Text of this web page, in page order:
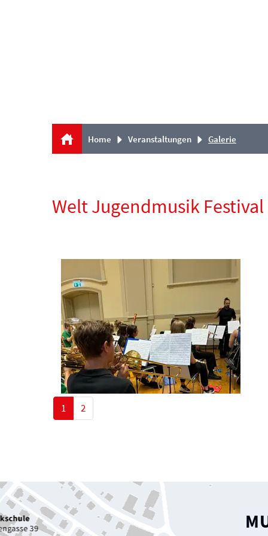
Home Veranstaltungen Galerie
Welt Jugendmusik
1 2
Fusszeile